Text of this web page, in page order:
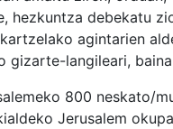
hezkuntza debekatu
agintarien
gizarte-langileari,
800 neskato/
Jerusalem